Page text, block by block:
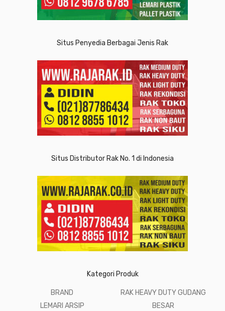
Situs Penyedia Berbagai Jenis Rak
Situs Distributor Rak No. 1 di Indonesia
Kategori Produk
BRAND
LEMARI ARSIP
RAK HEAVY DUTY GUDANG
BESAR